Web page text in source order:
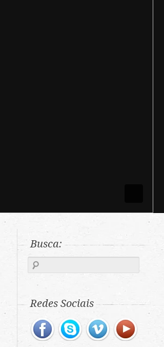
Busca:
Redes Sociais